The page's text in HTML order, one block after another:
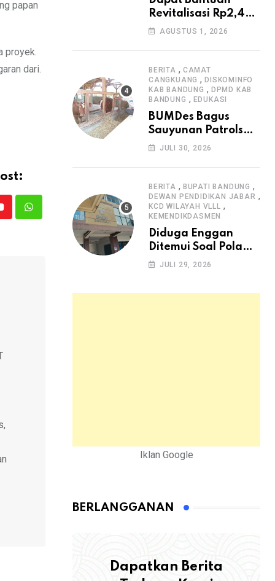
papan
proyek.
dari.
Whatsapp
Revitalisasi Rp2,4
Miliar, SMPN 1
Masyarakat Sambut
Antusias
AGUSTUS 1, 2026
BERITA , CAMAT
CANGKUANG ,DISKOMINFO
KAB BANDUNG , DPMD KAB
BANDUNG , EDUKASI
BUMDes Bagus
Sauyunan Patrolsari
Alokasikan 20
untuk Ketahanan
Pangan Hewani dan
Nabati
JULI 30, 2026
BERITA , BUPATI BANDUNG ,
DEWAN PENDIDIKAN JABAR ,
KCD WILAYAH VLLL ,
KEMENDIKDASMEN
Diduga Enggan
Ditemui Soal Pola
SPMB, Kepsek SMAN
JULI 29, 2026
Iklan Google
BERLANGGANAN
Dapatkan Berita